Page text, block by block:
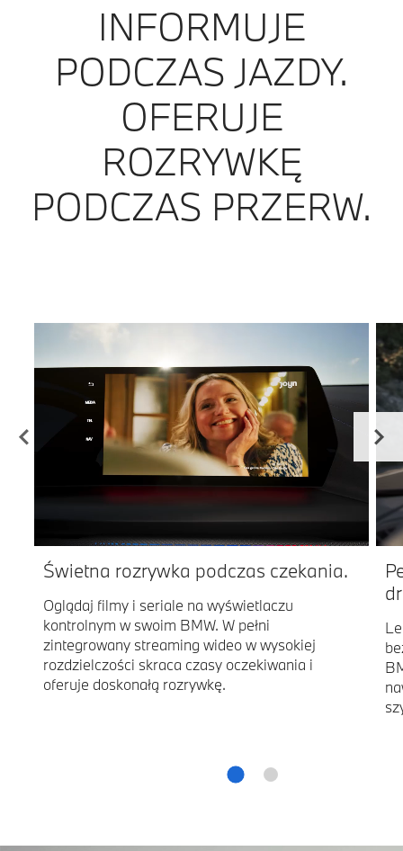
INFORMUJE
PODCZAS JAZDY.
OFERUJE
ROZRYWKĘ
PODCZAS PRZERW.
Świetna rozrywka podczas czekania.
Oglądaj filmy i seriale na wyświetlaczu
kontrolnym w swoim BMW. W pełni
zintegrowany streaming wideo w wysokiej
rozdzielczości skraca czasy oczekiwania i
oferuje doskonałą rozrywkę.